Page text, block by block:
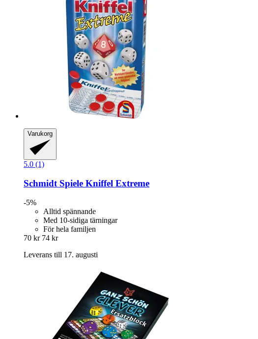
Varukorg
5.0 (1)
Schmidt Spiele Kniffel Extreme
-5%
Alltid spännande
Med 10-sidiga tärningar
För hela familjen
70 kr 74 kr
Leverans till 17. augusti